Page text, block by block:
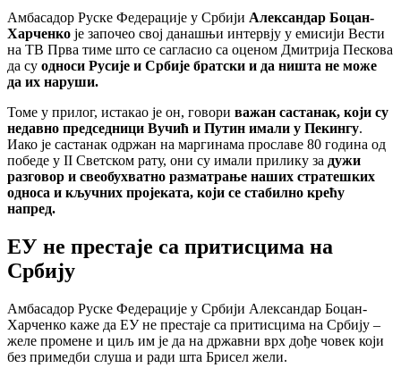
Link
Share
Амбасадор Руске Федерације у Србији Александар Боцан-
Харченко је започео свој данашњи интервју у емисији Вести
на ТВ Прва тиме што се сагласио са оценом Дмитрија Пескова
да су односи Русије и Србије братски и да ништа не може
да их наруши.
Томе у прилог, истакао је он, говори важан састанак, који су
недавно председници Вучић и Путин имали у Пекингу.
Иако је састанак одржан на маргинама прославе 80 година од
победе у II Светском рату, они су имали прилику за дужи
разговор и свеобухватно разматрање наших стратешких
односа и кључних пројеката, који се стабилно крећу
напред.
ЕУ не престаје са притисцима на
Србију
Амбасадор Руске Федерације у Србији Александар Боцан-
Харченко каже да ЕУ не престаје са притисцима на Србију –
желе промене и циљ им је да на државни врх дође човек који
без примедби слуша и ради шта Брисел жели.